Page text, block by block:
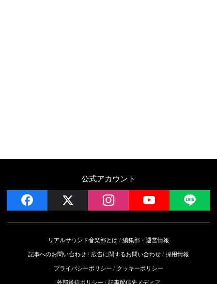
公式アカウント
facebook instagram YouTube
リアルサウンド音楽部とは
編集部・運営情報
記事へのお問い合わせ
広告に関するお問い合わせ 採用情報
プライバシーポリシー
クッキーポリシー
外部送信ポリシー
記事配信先メディア